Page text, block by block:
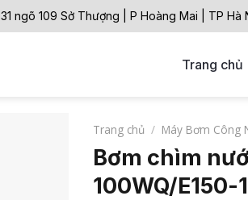
31 ngõ 109 Sở Thượng | P Hoàng Mai | TP Hà
Trang chủ
Trang chủ / Máy Bơm Công
Bơm chìm
100WQ/E150-